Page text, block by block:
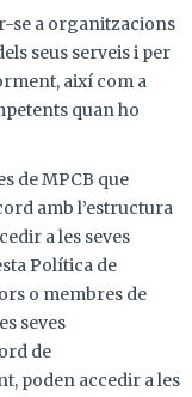
se a organitzacions
seus serveis i per
així com a
quan ho
de MPCB que
amb l’estructura
a les seves
Política de
o membres de
seves
de
poden accedir a les